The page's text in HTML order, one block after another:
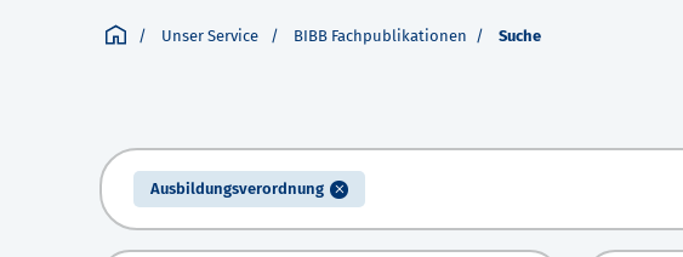
Unser Service BIBB Fachpublikationen Suche
Ausbildungsverordnung